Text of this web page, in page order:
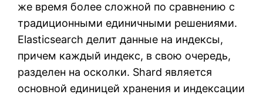
же время более сложной по сравнению с
традиционными единичными решениями.
Elasticsearch делит данные на индексы,
причем каждый индекс, в свою очередь,
разделен на осколки. Shard является
основной единицей хранения и индексации